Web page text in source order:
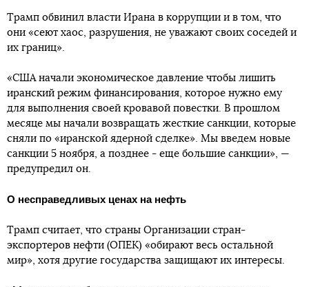
Трамп обвинил власти Ирана в коррупции и в том, что
они «сеют хаос, разрушения, не уважают своих соседей и
их границ».
«США начали экономическое давление чтобы лишить
иранский режим финансирования, которое нужно ему
для выполнения своей кровавой повестки. В прошлом
месяце мы начали возвращать жесткие санкции, которые
сняли по «иранской ядерной сделке». Мы введем новые
санкции 5 ноября, а позднее - еще большие санкции», —
предупредил он.
О несправедливых ценах на нефть
Трамп считает, что страны Организации стран-
экспортеров нефти (ОПЕК) «обирают весь остальной
мир», хотя другие государства защищают их интересы.